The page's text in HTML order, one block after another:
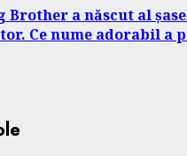
Brother a născut al
Ce nume adorabil a